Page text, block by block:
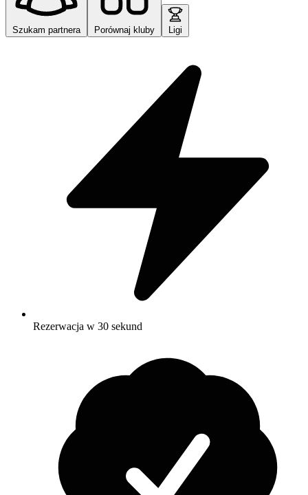
Szukam partnera Porównaj kluby Ligi
Rezerwacja w 30 sekund